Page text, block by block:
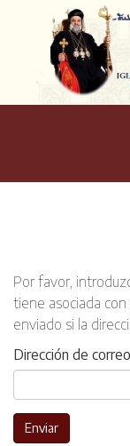
Por favor,
tiene asociada con
enviado si la
Dirección de
Enviar